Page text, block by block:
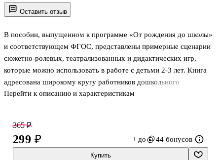
Оставить отзыв
В пособии, выпущенном к программе «От рождения до школы»
и соответствующем ФГОС, представлены примерные сценарии
сюжетно-ролевых, театрализованных и дидактических игр,
которые можно использовать в работе с детьми 2-3 лет. Книга
адресована широкому кругу работников дошкольного
образования, а также студентам педагогических колледжей и
Перейти к описанию и характеристикам
365 ₽
299 ₽ + до 44 бонусов
Купить